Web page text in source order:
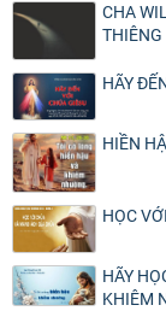
CHA
THIÊNG
HÃY
HIỀN
HỌC
HÃY
KHIÊM